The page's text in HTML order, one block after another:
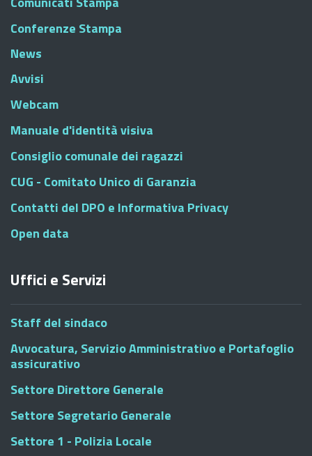
Conferenze Stampa
News
Avvisi
Webcam
Manuale d'identità visiva
Consiglio comunale dei ragazzi
CUG - Comitato Unico di Garanzia
Contatti del DPO e Informativa Privacy
Open data
Uffici e Servizi
Staff del sindaco
Avvocatura, Servizio Amministrativo e Portafoglio
assicurativo
Settore Direttore Generale
Settore Segretario Generale
Settore 1 - Polizia Locale